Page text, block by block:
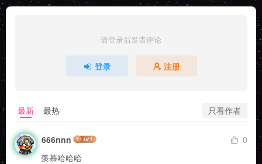
请登录后发表评论
登录 注册
最新 最热 只看作者
666nnn
0
羡慕哈哈哈